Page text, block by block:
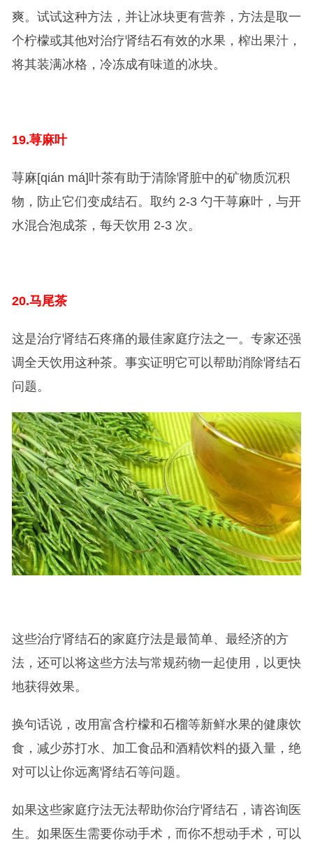
爽。试试这种方法，并让冰块更有营养，方法是取一
个柠檬或其他对治疗肾结石有效的水果，榨出果汁，
将其装满冰格，冷冻成有味道的冰块。
19.荨麻叶
荨麻[qián má]叶茶有助于清除肾脏中的矿物质沉积
物，防止它们变成结石。取约 2-3 勺干荨麻叶，与开
水混合泡成茶，每天饮用 2-3 次。
20.马尾茶
这是治疗肾结石疼痛的最佳家庭疗法之一。专家还强
调全天饮用这种茶。事实证明它可以帮助消除肾结石
问题。
这些治疗肾结石的家庭疗法是最简单、最经济的方
法，还可以将这些方法与常规药物一起使用，以更快
地获得效果。
换句话说，改用富含柠檬和石榴等新鲜水果的健康饮
食，减少苏打水、加工食品和酒精饮料的摄入量，绝
对可以让你远离肾结石等问题。
如果这些家庭疗法无法帮助你治疗肾结石，请咨询医
生。如果医生需要你动手术，而你不想动手术，可以